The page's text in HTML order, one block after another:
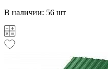
В наличии: 56 шт